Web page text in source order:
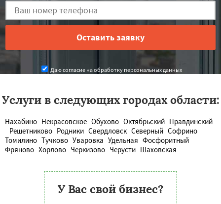
Даю согласие на обработку персональных данных
Услуги в следующих городах области:
Нахабино Некрасовское Обухово Октябрьский Правдинский
Решетниково Родники Свердловск Северный Софрино
Томилино Тучково Уваровка Удельная Фосфоритный
Фряново Хорлово Черкизово Черусти Шаховская
У Вас свой бизнес?